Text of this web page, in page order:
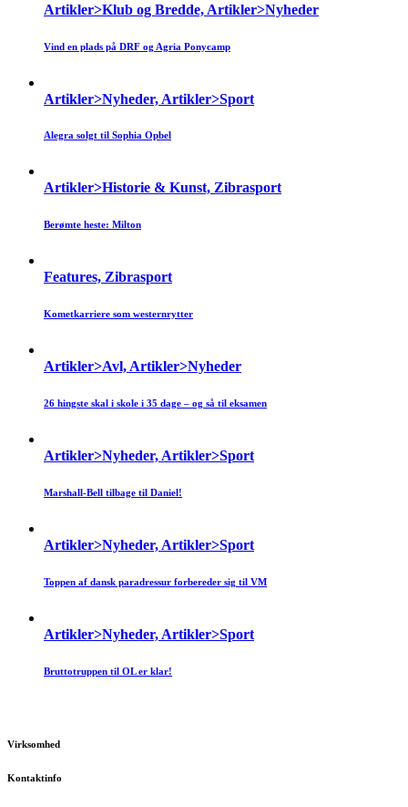
Artikler>Klub og Bredde, Artikler>Nyheder
Vind en plads på DRF og Agria Ponycamp
Artikler>Nyheder, Artikler>Sport
Alegra solgt til Sophia Opbel
Artikler>Historie & Kunst, Zibrasport
Berømte heste: Milton
Features, Zibrasport
Kometkarriere som westernrytter
Artikler>Avl, Artikler>Nyheder
26 hingste skal i skole i 35 dage – og så til eksamen
Artikler>Nyheder, Artikler>Sport
Marshall-Bell tilbage til Daniel!
Artikler>Nyheder, Artikler>Sport
Toppen af dansk paradressur forbereder sig til VM
Artikler>Nyheder, Artikler>Sport
Bruttotruppen til OL er klar!
Virksomhed
Kontaktinfo